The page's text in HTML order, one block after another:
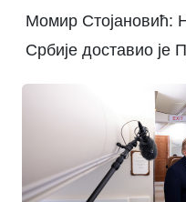
Момир Стојановић:
Србије доставио је